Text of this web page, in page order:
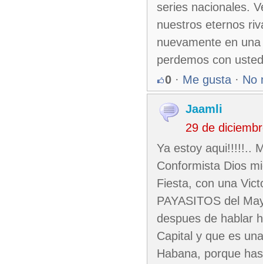
series nacionales.
nuestros eternos
nuevamente en
perdemos con
0 · Me gusta · No
Jaamli
29 de
Ya estoy aqui!!!!!..
Conformista Dios
Fiesta, con una
PAYASITOS del
despues de hablar
Capital y que es
Habana, porque